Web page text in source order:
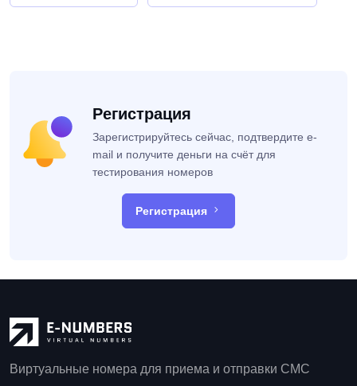
Регистрация
Зарегистрируйтесь сейчас, подтвердите e-
mail и получите деньги на счёт для
тестирования номеров
Регистрация
Виртуальные номера для приема и отправки СМС